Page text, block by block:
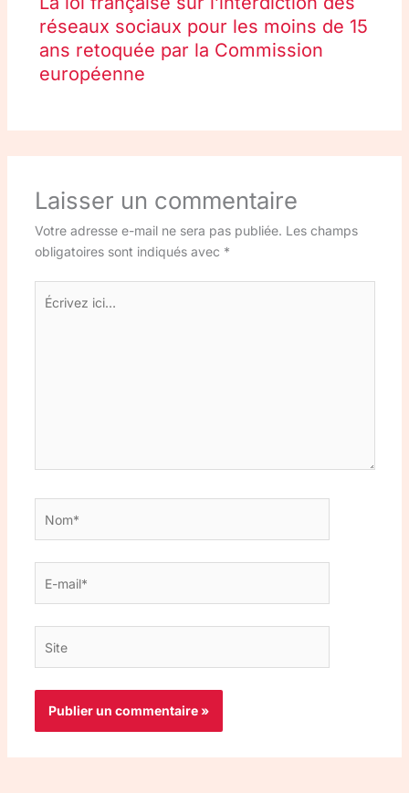
réseaux sociaux pour les moins de 15
ans retoquée par la Commission
européenne
Laisser un commentaire
Votre adresse e-mail ne sera pas publiée. Les champs
obligatoires sont indiqués avec *
ici…
mail*